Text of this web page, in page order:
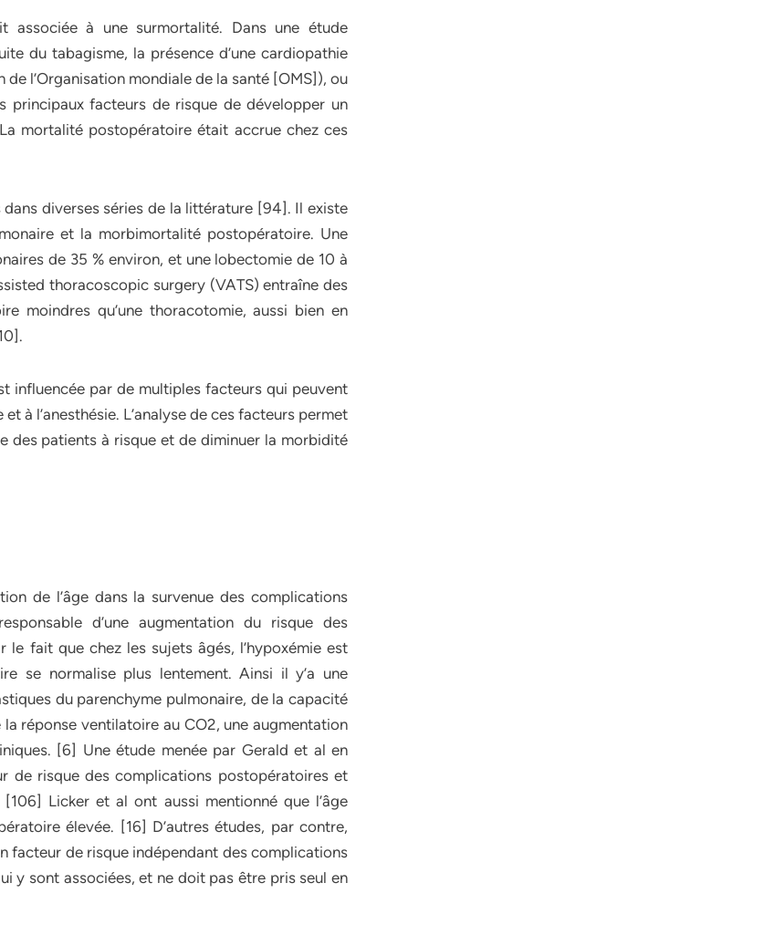
associée à une surmortalité. Dans une étude
du tabagisme, la présence d’une cardiopathie
l’Organisation mondiale de la santé [OMS]), ou
principaux facteurs de risque de développer un
mortalité postopératoire était accrue chez ces
diverses séries de la littérature [94]. Il existe
et la morbimortalité postopératoire. Une
de 35 % environ, et une lobectomie de 10 à
thoracoscopic surgery (VATS) entraîne des
moindres qu’une thoracotomie, aussi bien en
influencée par de multiples facteurs qui peuvent
à l’anesthésie. L’analyse de ces facteurs permet
des patients à risque et de diminuer la morbidité
de l’âge dans la survenue des complications
d’une augmentation du risque des
le fait que chez les sujets âgés, l’hypoxémie est
se normalise plus lentement. Ainsi il y’a une
du parenchyme pulmonaire, de la capacité
réponse ventilatoire au CO2, une augmentation
[6] Une étude menée par Gerald et al en
de risque des complications postopératoires et
Licker et al ont aussi mentionné que l’âge
élevée. [16] D’autres études, par contre,
facteur de risque indépendant des complications
y sont associées, et ne doit pas être pris seul en